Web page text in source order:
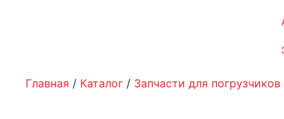
Главная / Каталог / Запчасти для погрузчиков